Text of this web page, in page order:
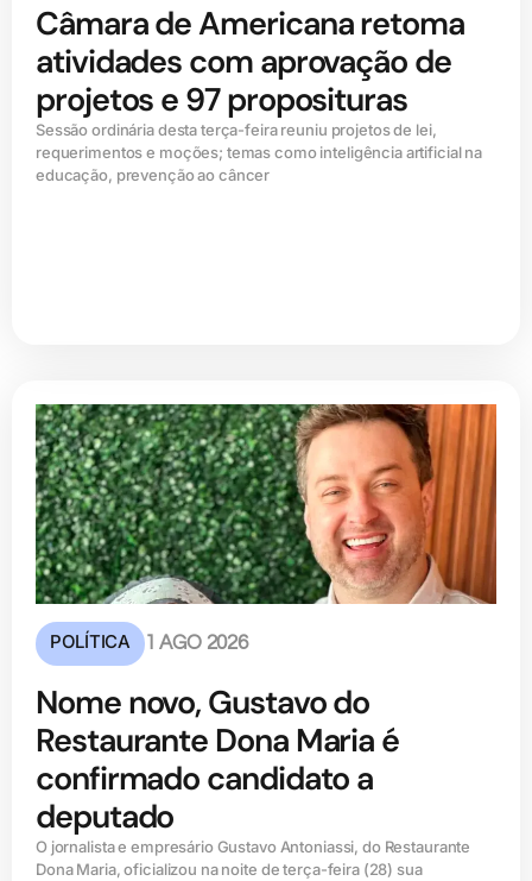
Câmara de Americana retoma
atividades com aprovação de
projetos e 97 proposituras
Sessão ordinária desta terça-feira reuniu projetos de lei,
requerimentos e moções; temas como inteligência artificial na
educação, prevenção ao câncer
POLÍTICA 1 AGO 2026
Nome novo, Gustavo do
Restaurante Dona Maria é
confirmado candidato a
deputado
O jornalista e empresário Gustavo Antoniassi, do Restaurante
Dona Maria, oficializou na noite de terça-feira (28) sua